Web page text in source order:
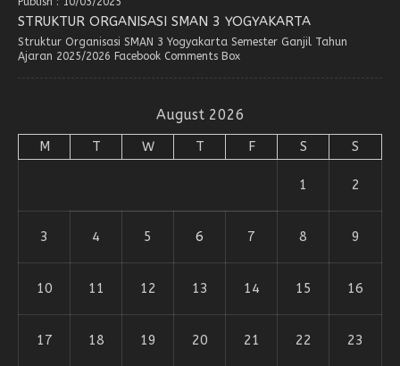
STRUKTUR ORGANISASI SMAN 3 YOGYAKARTA
Struktur Organisasi SMAN 3 Yogyakarta Semester Ganjil Tahun
Ajaran 2025/2026 Facebook Comments Box
August 2026
M T W T F S S
1 2
3 4 5 6 7 8 9
10 11 12 13 14 15 16
17 18 19 20 21 22 23